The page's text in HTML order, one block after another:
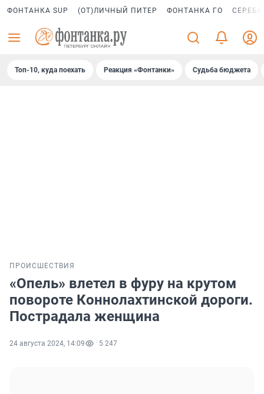
ФОНТАНКА SUP (ОТ)ЛИЧНЫЙ ПИТЕР ФОНТАНКА ГО
Топ-10, куда поехать Реакция «Фонтанки» Судьба бюджета
ПРОИСШЕСТВИЯ
«Опель» влетел в фуру на крутом
повороте Коннолахтинской дороги.
Пострадала женщина
24 августа 2024, 14:09 5 247